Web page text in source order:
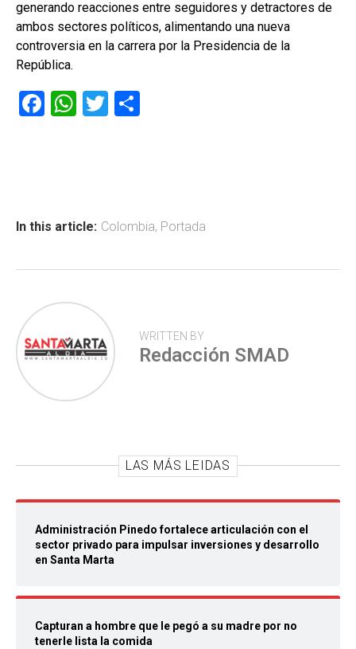
generando reacciones entre seguidores y detractores de
ambos sectores políticos, alimentando una nueva
controversia en la carrera por la Presidencia de la
República.
F
ok
W
p
T
tir
In this article: Colombia, Portada
WRITTEN BY
Redacción SMAD
LAS MÁS LEIDAS
Administración Pinedo fortalece articulación con el
sector privado para impulsar inversiones y desarrollo
en Santa Marta
Capturan a hombre que le pegó a su madre por no
tenerle lista la comida